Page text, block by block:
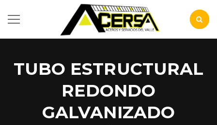
TUBO ESTRUCTURAL
REDONDO
GALVANIZADO